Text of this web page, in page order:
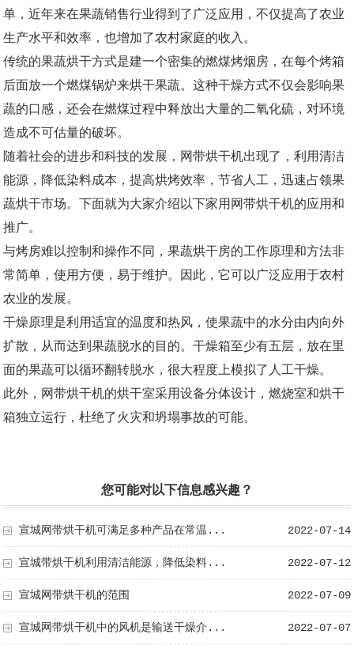
单，近年来在果蔬销售行业得到了广泛应用，不仅提高了农业
生产水平和效率，也增加了农村家庭的收入。
传统的果蔬烘干方式是建一个密集的燃煤烤烟房，在每个烤箱
后面放一个燃煤锅炉来烘干果蔬。这种干燥方式不仅会影响果
蔬的口感，还会在燃煤过程中释放出大量的二氧化硫，对环境
造成不可估量的破坏。
随着社会的进步和科技的发展，网带烘干机出现了，利用清洁
能源，降低染料成本，提高烘烤效率，节省人工，迅速占领果
蔬烘干市场。下面就为大家介绍以下家用网带烘干机的应用和
推广。
与烤房难以控制和操作不同，果蔬烘干房的工作原理和方法非
常简单，使用方便，易于维护。因此，它可以广泛应用于农村
农业的发展。
干燥原理是利用适宜的温度和热风，使果蔬中的水分由内向外
扩散，从而达到果蔬脱水的目的。干燥箱至少有五层，放在里
面的果蔬可以循环翻转脱水，很大程度上模拟了人工干燥。
此外，网带烘干机的烘干室采用设备分体设计，燃烧室和烘干
箱独立运行，杜绝了火灾和坍塌事故的可能。
您可能对以下信息感兴趣？
2022-07-14
宣城网带烘干机可满足多种产品在常温...
2022-07-12
宣城带烘干机利用清洁能源，降低染料...
2022-07-09
宣城网带烘干机的范围
2022-07-07
宣城网带烘干机中的风机是输送干燥介...